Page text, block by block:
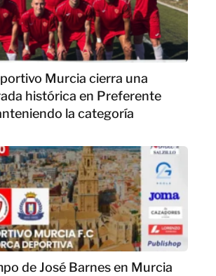
Murcia cierra una
histórica en Preferente
la categoría
de José Barnes en Murcia